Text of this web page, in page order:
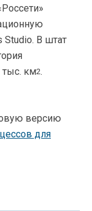
В штат
тыс. км2.
версию
для